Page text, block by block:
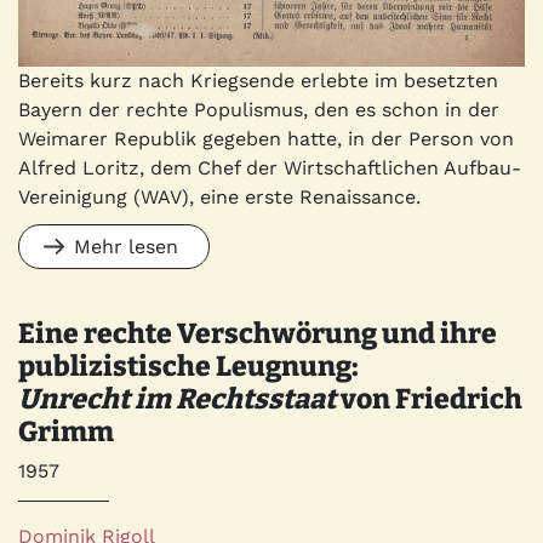
Bereits kurz nach Kriegsende erlebte im besetzten
Bayern der rechte Populismus, den es schon in der
Weimarer Republik gegeben hatte, in der Person von
Alfred Loritz, dem Chef der Wirtschaftlichen Aufbau-
Vereinigung (WAV), eine erste Renaissance.
Mehr lesen
Eine rechte Verschwörung und ihre
publizistische Leugnung:
Unrecht im Rechtsstaatvon Friedrich
Grimm
Jahr
1957
Autor*innen
Dominik Rigoll